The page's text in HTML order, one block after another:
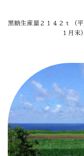
黒糖生産量２１４２ｔ
１月